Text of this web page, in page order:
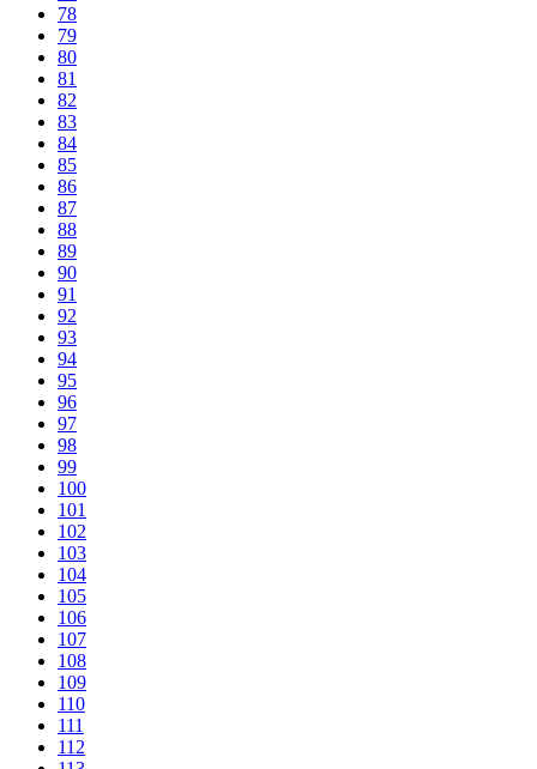
78
79
80
81
82
83
84
85
86
87
88
89
90
91
92
93
94
95
96
97
98
99
100
101
102
103
104
105
106
107
108
109
110
111
112